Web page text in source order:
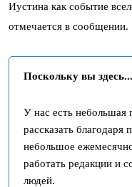
Иустина как событие
отмечается в сообщении.
Поскольку вы здесь...
У нас есть небольшая
рассказать
небольшое
работать редакции и
людей.